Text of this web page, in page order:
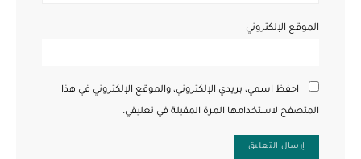
الموقع الإلكتروني
احفظ اسمي، بريدي الإلكتروني، والموقع الإلكتروني في هذا
المتصفح لاستخدامها المرة المقبلة في تعليقي.